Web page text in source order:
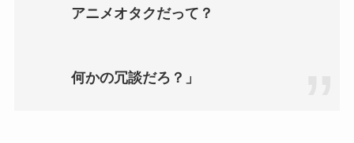
アニメオタクだって？
何かの冗談だろ？」